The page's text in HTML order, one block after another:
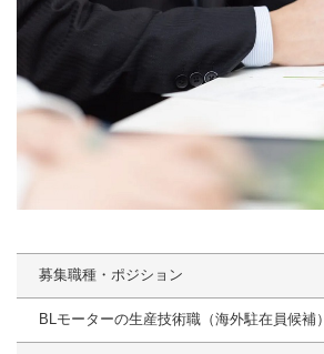
募集職種・ポジション
BLモーターの生産技術職（海外駐在員候補）